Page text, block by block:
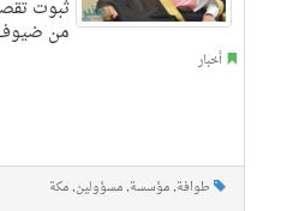
ثبوت
من
أخبار
طوافة, مؤسسة, مسؤولين, مكة